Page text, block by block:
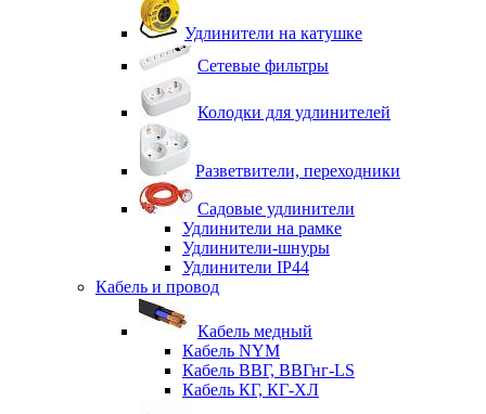
Удлинители на катушке
Сетевые фильтры
Колодки для удлинителей
Разветвители, переходники
Садовые удлинители
Удлинители на рамке
Удлинители-шнуры
Удлинители IP44
Кабель и провод
Кабель медный
Кабель NYM
Кабель ВВГ, ВВГнг-LS
Кабель КГ, КГ-ХЛ